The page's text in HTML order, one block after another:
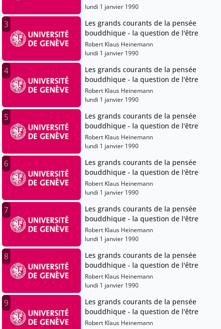
lundi 1 janvier 1990
3
Les grands courants de la pensée
bouddhique - la question de l'être
Robert Klaus Heinemann
lundi 1 janvier 1990
4
Les grands courants de la pensée
bouddhique - la question de l'être
Robert Klaus Heinemann
lundi 1 janvier 1990
5
Les grands courants de la pensée
bouddhique - la question de l'être
Robert Klaus Heinemann
lundi 1 janvier 1990
6
Les grands courants de la pensée
bouddhique - la question de l'être
Robert Klaus Heinemann
lundi 1 janvier 1990
7
Les grands courants de la pensée
bouddhique - la question de l'être
Robert Klaus Heinemann
lundi 1 janvier 1990
8
Les grands courants de la pensée
bouddhique - la question de l'être
Robert Klaus Heinemann
lundi 1 janvier 1990
9
Les grands courants de la pensée
bouddhique - la question de l'être
Robert Klaus Heinemann